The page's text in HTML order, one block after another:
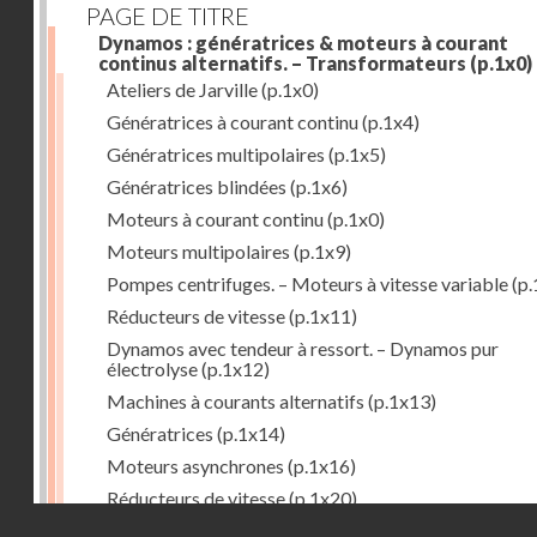
PAGE DE TITRE
Dynamos : génératrices & moteurs à courant
continus alternatifs. – Transformateurs (p.1x0)
Ateliers de Jarville(p.1x0)
Génératrices à courant continu(p.1x4)
Génératrices multipolaires (p.1x5)
Génératrices blindées (p.1x6)
Moteurs à courant continu(p.1x0)
Moteurs multipolaires (p.1x9)
Pompes centrifuges. – Moteurs à vitesse variable
Réducteurs de vitesse(p.1x11)
Dynamos avec tendeur à ressort. – Dynamos pur
électrolyse(p.1x12)
Machines à courants alternatifs (p.1x13)
Génératrices (p.1x14)
Moteurs asynchrones (p.1x16)
Réducteurs de vitesse(p.1x20)